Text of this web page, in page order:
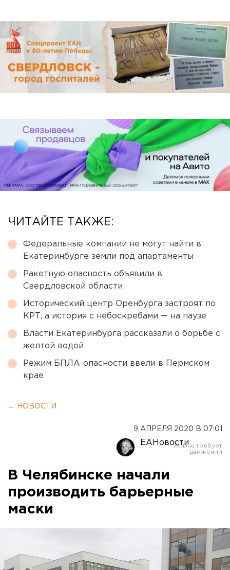
ЧИТАЙТЕ ТАКЖЕ:
Федеральные компании не могут найти в
Екатеринбурге земли под апартаменты
Ракетную опасность объявили в
Свердловской области
Исторический центр Оренбурга застроят по
КРТ, а история с небоскребами — на паузе
Власти Екатеринбурга рассказали о борьбе с
желтой водой
Режим БПЛА-опасности ввели в Пермском
крае
← НОВОСТИ
9 АПРЕЛЯ 2020 В 07:01
ЕАНовости
В Челябинске начали
производить барьерные
маски